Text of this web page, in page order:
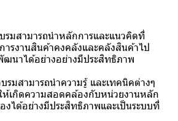
ามารถนำหลักการและแนวคิดที่
ารงานสินค้าคงคลังและคลังสินค้าไป
ฒนาได้อย่างอย่างมีประสิทธิภาพ
ามารถนำความรู้ และเทคนิคต่างๆ
ห้เกิดความสอดคล้องกับหน่วยงานหลัก
งได้อย่างมีประสิทธิภาพและเป็นระบบที่